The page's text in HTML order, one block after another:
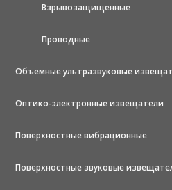
Взрывозащищенные
Проводные
Объемные ультразвуковые
Оптико-электронные извещатели
Поверхностные вибрационные
Поверхностные звуковые